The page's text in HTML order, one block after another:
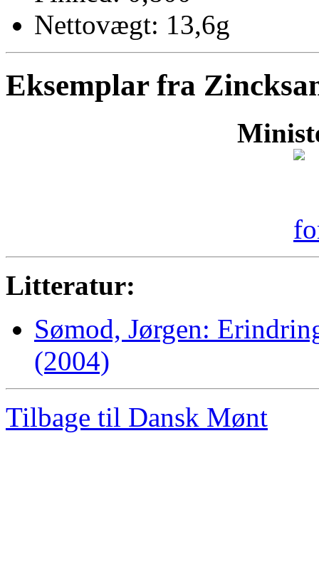
Nettovægt: 13,6g
Eksemplar fra
Litteratur:
Sømod, Jørgen:
(2004)
Tilbage til Dansk Mønt